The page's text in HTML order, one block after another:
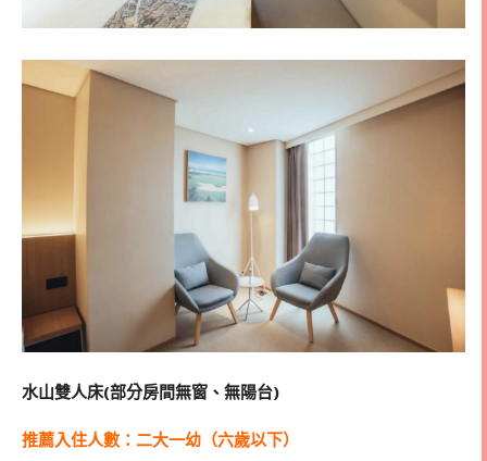
水山雙人床(部分房間無窗、無陽台)
推薦入住人數：二大一幼（六歲以下）